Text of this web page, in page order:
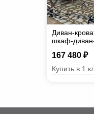
Диван-
шкаф-
167 480 ₽
Купить в 1